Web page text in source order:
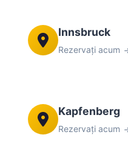
Innsbruck
Rezervați acum
Kapfenberg
Rezervați acum